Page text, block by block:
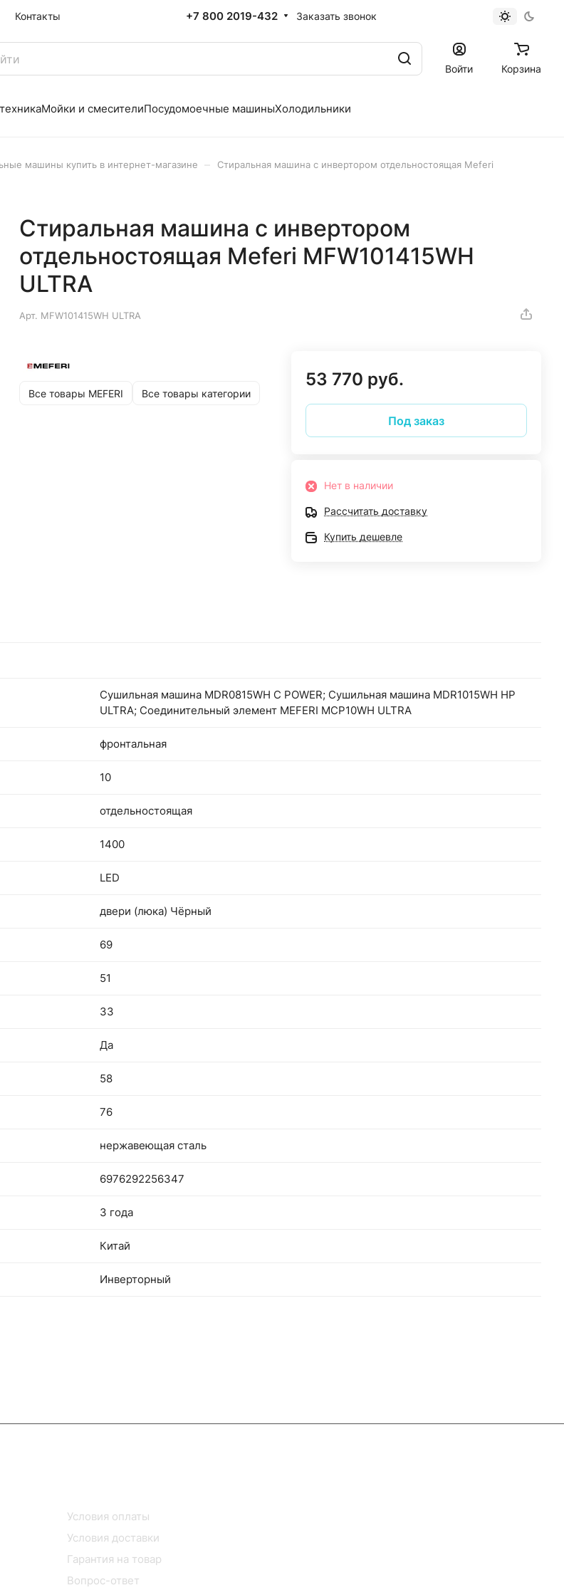
Контакты +7 800 2019-432 Заказать звонок
Войти Корзина
Мойки и смесителиПосудомоечные машиныХолодильники
машины купить в интернет-магазине
Стиральная машина с инвертором отдельностоящая Meferi
Стиральная машина с инвертором
отдельностоящая Meferi MFW101415WH
ULTRA
Арт. MFW101415WH ULTRA
Все товары MEFERI Все товары категории
53 770 руб.
Под заказ
Нет в наличии
Рассчитать доставку
Купить дешевле
Сушильная машина MDR0815WH C POWER; Сушильная машина MDR1015WH HP
ULTRA; Соединительный элемент MEFERI MCP10WH ULTRA
фронтальная
10
отдельностоящая
1400
LED
двери (люка) Чёрный
69
51
33
Да
58
76
нержавеющая сталь
6976292256347
3 года
Китай
Инверторный
Условия оплаты
Условия доставки
Гарантия на товар
Вопрос-ответ